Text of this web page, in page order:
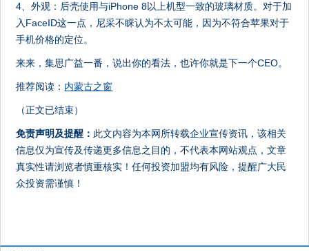
4、外观：后壳使用与iPhone 8以上机型一致的玻璃材质。对于加
入FaceID这一点，尼采不睬认为不太可能，因为不符合苹果对于
手机价格的定位。
来来，集思广益一番，说出你的看法，也许你就是下一个CEO。
推荐阅读： 内蒙古之窗
（正文已结束）
免责声明及提醒： 此文内容为本网所转载企业宣传资讯，该相关
信息仅为宣传及传递更多信息之目的，不代表本网站观点，文章
真实性请浏览者慎重核实！任何投资加盟均有风险，提醒广大民
众投资需谨慎！